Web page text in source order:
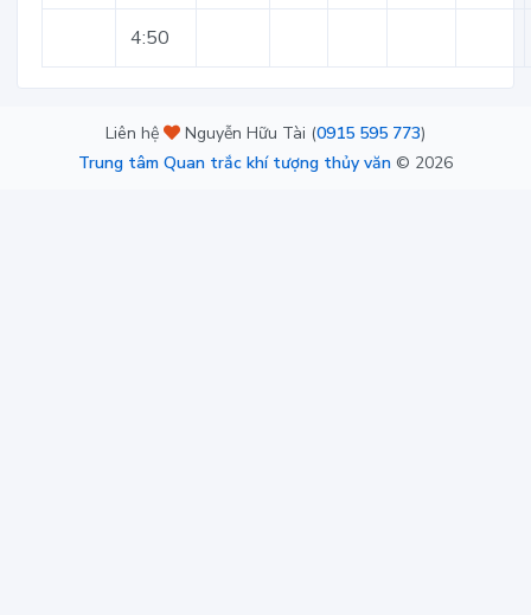
4:50
Liên hệ Nguyễn Hữu Tài (0915 595 773)
Trung tâm Quan trắc khí tượng thủy văn © 2026